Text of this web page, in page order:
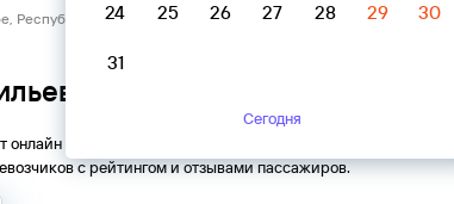
Республика Удмуртия → Факел
Республика
на автобус из
с рейтингом и отзывами пассажиров.
24 25 26 27 28 29 30
31
Сегодня